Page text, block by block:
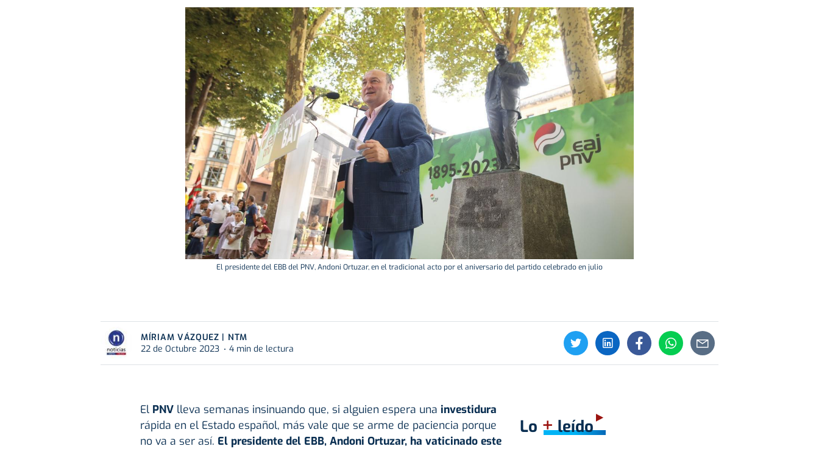
El presidente del EBB del PNV, Andoni Ortuzar, en el tradicional acto por el aniversario del partido celebrado en julio
MÍRIAM VÁZQUEZ | NTM
22 de Octubre 2023
4 min de lectura
El PNV lleva semanas insinuando que, si alguien espera una investidura
rápida en el Estado español, más vale que se arme de paciencia porque
no va a ser así. El presidente del EBB, Andoni Ortuzar, ha vaticinado este
Lo +leído